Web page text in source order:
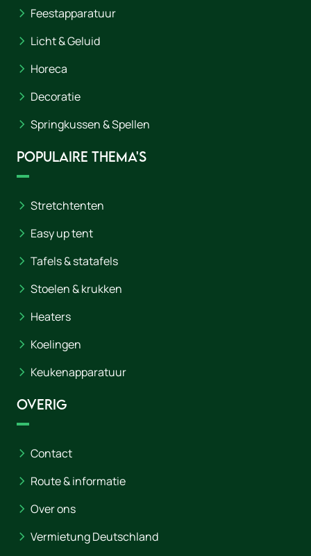
Feestapparatuur
Licht & Geluid
Horeca
Decoratie
Springkussen & Spellen
Populaire thema's
Stretchtenten
Easy up tent
Tafels & statafels
Stoelen & krukken
Heaters
Koelingen
Keukenapparatuur
Overig
Contact
Route & informatie
Over ons
Vermietung Deutschland